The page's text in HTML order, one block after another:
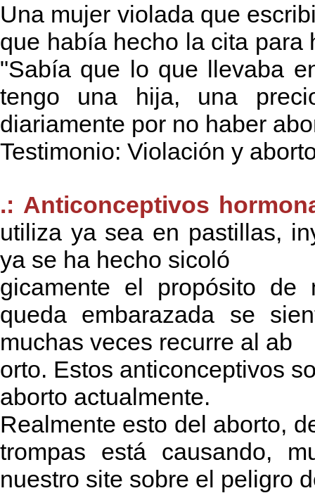
Una mujer violada que
que había hecho la cita para
"Sabía que lo que llevaba
tengo una hija, una
diariamente por no haber
Testimonio: Violación y
.: Anticonceptivos
utiliza ya sea en pastillas,
ya se ha hecho sicoló
gicamente el propósito
queda embarazada se
muchas veces recurre al ab
orto. Estos anticonceptivos
aborto actualmente.
Realmente esto del aborto,
trompas está causando,
nuestro site sobre el peligro